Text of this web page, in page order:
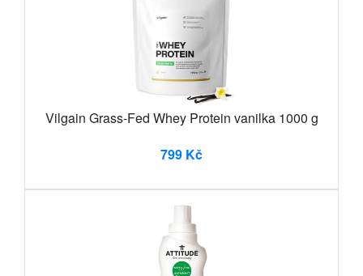
Vilgain Grass-Fed Whey Protein vanilka 1000 g
799 Kč